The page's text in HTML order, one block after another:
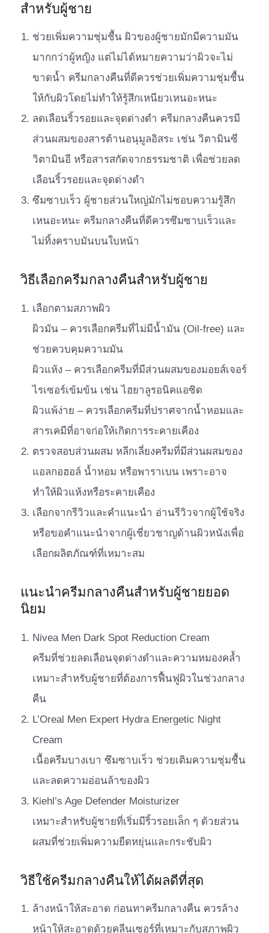
สำหรับผู้ชาย
ช่วยเพิ่มความชุ่มชื้น ผิวของผู้ชายมักมีความมัน
มากกว่าผู้หญิง แต่ไม่ได้หมายความว่าผิวจะไม่
ขาดน้ำ ครีมกลางคืนที่ดีควรช่วยเพิ่มความชุ่มชื้น
ให้กับผิวโดยไม่ทำให้รู้สึกเหนียวเหนอะหนะ
ลดเลือนริ้วรอยและจุดด่างดำ ครีมกลางคืนควรมี
ส่วนผสมของสารต้านอนุมูลอิสระ เช่น วิตามินซี
วิตามินอี หรือสารสกัดจากธรรมชาติ เพื่อช่วยลด
เลือนริ้วรอยและจุดด่างดำ
ซึมซาบเร็ว ผู้ชายส่วนใหญ่มักไม่ชอบความรู้สึก
เหนอะหนะ ครีมกลางคืนที่ดีควรซึมซาบเร็วและ
ไม่ทิ้งคราบมันบนใบหน้า
วิธีเลือกครีมกลางคืนสำหรับผู้ชาย
เลือกตามสภาพผิว
ผิวมัน – ควรเลือกครีมที่ไม่มีน้ำมัน (Oil-free) และ
ช่วยควบคุมความมัน
ผิวแห้ง – ควรเลือกครีมที่มีส่วนผสมของมอยส์เจอร์
ไรเซอร์เข้มข้น เช่น ไฮยาลูรอนิคแอซิด
ผิวแพ้ง่าย – ควรเลือกครีมที่ปราศจากน้ำหอมและ
สารเคมีที่อาจก่อให้เกิดการระคายเคือง
ตรวจสอบส่วนผสม หลีกเลี่ยงครีมที่มีส่วนผสมของ
แอลกอฮอล์ น้ำหอม หรือพาราเบน เพราะอาจ
ทำให้ผิวแห้งหรือระคายเคือง
เลือกจากรีวิวและคำแนะนำ อ่านรีวิวจากผู้ใช้จริง
หรือขอคำแนะนำจากผู้เชี่ยวชาญด้านผิวหนังเพื่อ
เลือกผลิตภัณฑ์ที่เหมาะสม
แนะนำครีมกลางคืนสำหรับผู้ชายยอด
นิยม
Nivea Men Dark Spot Reduction Cream
ครีมที่ช่วยลดเลือนจุดด่างดำและความหมองคล้ำ
เหมาะสำหรับผู้ชายที่ต้องการฟื้นฟูผิวในช่วงกลาง
คืน
L’Oreal Men Expert Hydra Energetic Night
Cream
เนื้อครีมบางเบา ซึมซาบเร็ว ช่วยเติมความชุ่มชื้น
และลดความอ่อนล้าของผิว
Kiehl’s Age Defender Moisturizer
เหมาะสำหรับผู้ชายที่เริ่มมีริ้วรอยเล็ก ๆ ด้วยส่วน
ผสมที่ช่วยเพิ่มความยืดหยุ่นและกระชับผิว
วิธีใช้ครีมกลางคืนให้ได้ผลดีที่สุด
ล้างหน้าให้สะอาด ก่อนทาครีมกลางคืน ควรล้าง
หน้าให้สะอาดด้วยคลีนเซอร์ที่เหมาะกับสภาพผิว